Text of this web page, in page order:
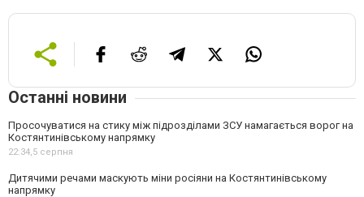
Останні новини
Просочуватися на стику між підрозділами ЗСУ намагається ворог на
Костянтинівському напрямку
22:34,5 серпня
Дитячими речами маскують міни росіяни на Костянтинівському
напрямку